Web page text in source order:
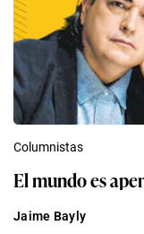
Columnistas
El mundo es
Jaime Bayly